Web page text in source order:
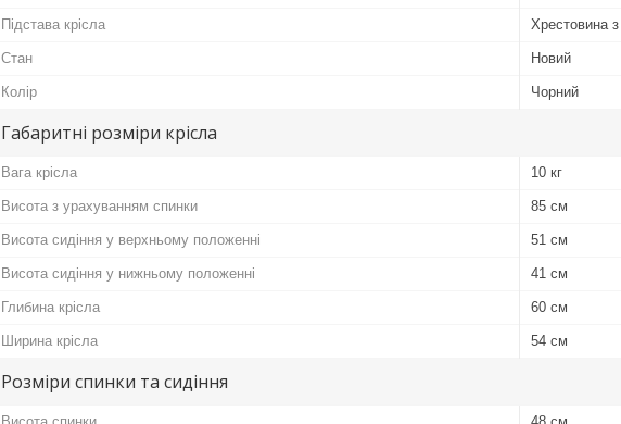
Підстава крісла Хрестовина
Стан Новий
Колір Чорний
Габаритні розміри крісла
Вага крісла 10 кг
Висота з урахуванням спинки 85 см
Висота сидіння у верхньому положенні 51 см
Висота сидіння у нижньому положенні 41 см
Глибина крісла 60 см
Ширина крісла 54 см
Розміри спинки та сидіння